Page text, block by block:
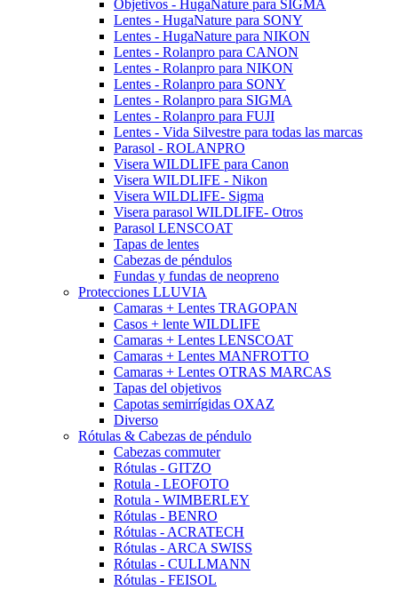
Objetivos - HugaNature para SIGMA
Lentes - HugaNature para SONY
Lentes - HugaNature para NIKON
Lentes - Rolanpro para CANON
Lentes - Rolanpro para NIKON
Lentes - Rolanpro para SONY
Lentes - Rolanpro para SIGMA
Lentes - Rolanpro para FUJI
Lentes - Vida Silvestre para todas las marcas
Parasol - ROLANPRO
Visera WILDLIFE para Canon
Visera WILDLIFE - Nikon
Visera WILDLIFE- Sigma
Visera parasol WILDLIFE- Otros
Parasol LENSCOAT
Tapas de lentes
Cabezas de péndulos
Fundas y fundas de neopreno
Protecciones LLUVIA
Camaras + Lentes TRAGOPAN
Casos + lente WILDLIFE
Camaras + Lentes LENSCOAT
Camaras + Lentes MANFROTTO
Camaras + Lentes OTRAS MARCAS
Tapas del objetivos
Capotas semirrígidas OXAZ
Diverso
Rótulas & Cabezas de péndulo
Cabezas commuter
Rótulas - GITZO
Rotula - LEOFOTO
Rotula - WIMBERLEY
Rótulas - BENRO
Rótulas - ACRATECH
Rótulas - ARCA SWISS
Rótulas - CULLMANN
Rótulas - FEISOL